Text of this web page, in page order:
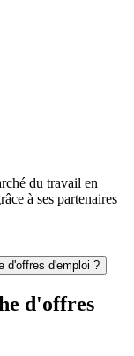
du travail en
à ses partenaires
d'offres d'emploi ?
d'offres